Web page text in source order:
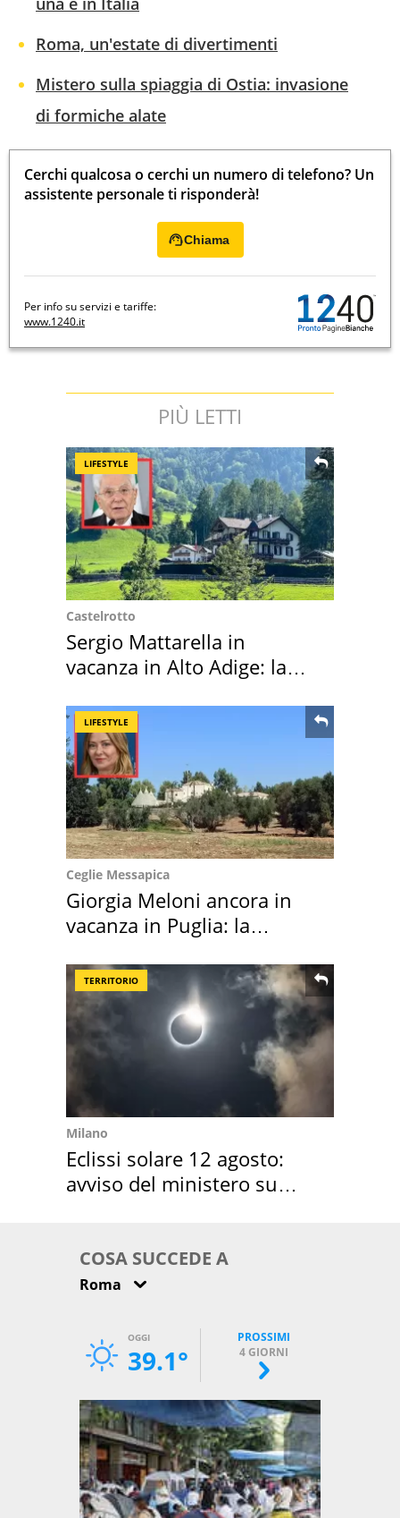
Roma, un'estate di divertimenti
Mistero sulla spiaggia di Ostia: invasione
di formiche alate
Cerchi qualcosa o cerchi un numero di telefono? Un
assistente personale ti risponderà!
Chiama
Per info su servizi e tariffe:
www.1240.it
PIÙ LETTI
LIFESTYLE
Castelrotto
Sergio Mattarella in
vacanza in Alto Adige: la
LIFESTYLE
Ceglie Messapica
Giorgia Meloni ancora in
vacanza in Puglia: la
TERRITORIO
Milano
Eclissi solare 12 agosto:
avviso del ministero su